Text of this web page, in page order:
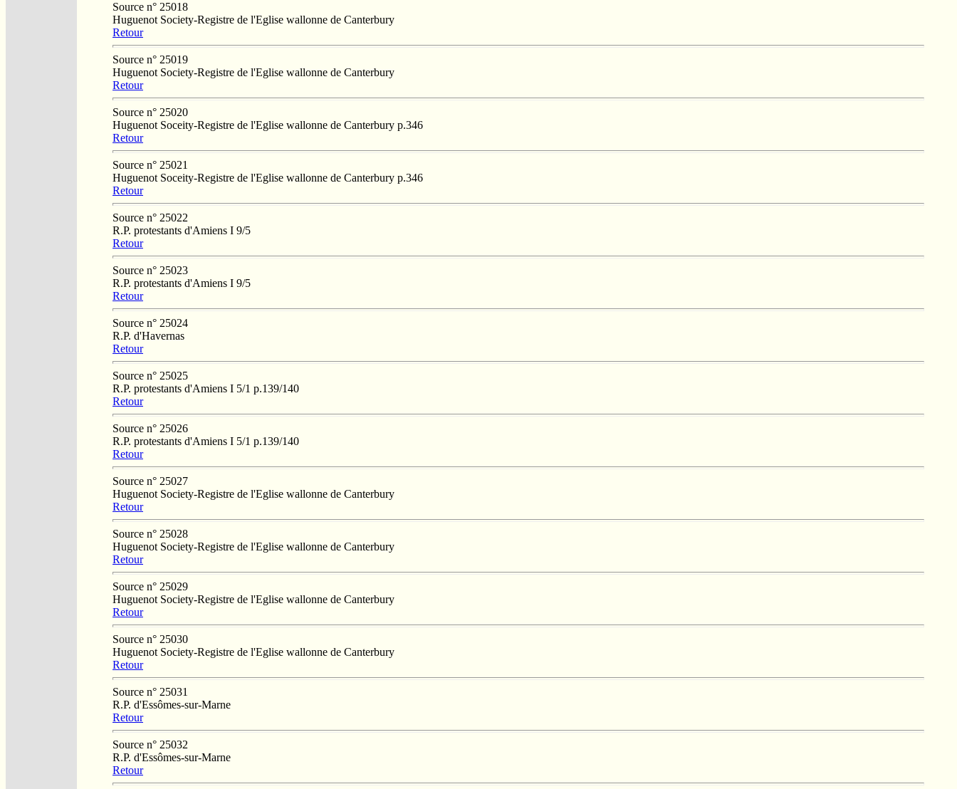
Source n° 25018
Huguenot Society-Registre de l'Eglise wallonne de Canterbury
Retour
Source n° 25019
Huguenot Society-Registre de l'Eglise wallonne de Canterbury
Retour
Source n° 25020
Huguenot Soceity-Registre de l'Eglise wallonne de Canterbury p.346
Retour
Source n° 25021
Huguenot Soceity-Registre de l'Eglise wallonne de Canterbury p.346
Retour
Source n° 25022
R.P. protestants d'Amiens I 9/5
Retour
Source n° 25023
R.P. protestants d'Amiens I 9/5
Retour
Source n° 25024
R.P. d'Havernas
Retour
Source n° 25025
R.P. protestants d'Amiens I 5/1 p.139/140
Retour
Source n° 25026
R.P. protestants d'Amiens I 5/1 p.139/140
Retour
Source n° 25027
Huguenot Society-Registre de l'Eglise wallonne de Canterbury
Retour
Source n° 25028
Huguenot Society-Registre de l'Eglise wallonne de Canterbury
Retour
Source n° 25029
Huguenot Society-Registre de l'Eglise wallonne de Canterbury
Retour
Source n° 25030
Huguenot Society-Registre de l'Eglise wallonne de Canterbury
Retour
Source n° 25031
R.P. d'Essômes-sur-Marne
Retour
Source n° 25032
R.P. d'Essômes-sur-Marne
Retour